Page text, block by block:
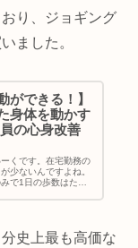
り、ジョギング
ました。
ができる！】
身体を動かす
の心身改善
くです。在宅勤務の
少ないんですよね。
で1日の歩数はたっ
康のために身体を動
史上最も高価な